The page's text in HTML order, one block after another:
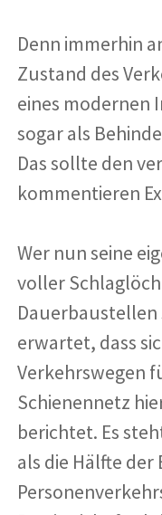
Denn immerhin
Zustand des
eines modernen
sogar als
Das sollte den
kommentieren
Wer nun seine
voller
erwartet, dass
Verkehrswegen
Schienennetz
berichtet. Es
als die Hälfte der